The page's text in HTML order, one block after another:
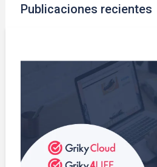
Publicaciones recientes